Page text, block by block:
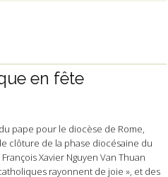
en fête
pape pour le diocèse de Rome,
clôture de la phase diocésaine du
Xavier Nguyen Van Thuan
rayonnent de joie », et des